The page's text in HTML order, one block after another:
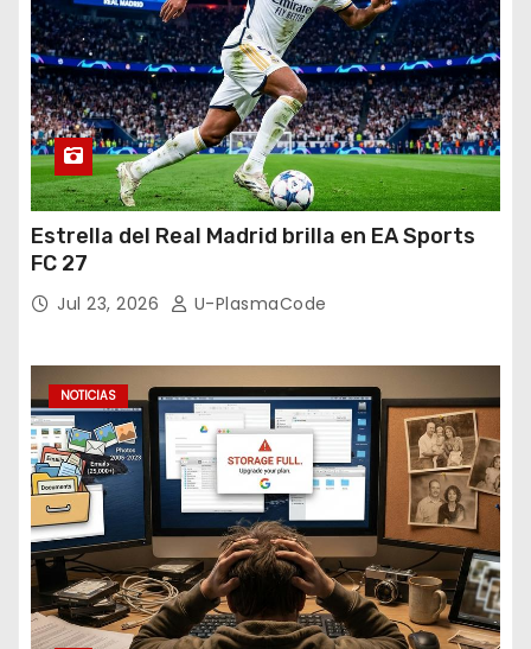
Estrella del Real Madrid brilla en EA Sports
FC 27
Jul 23, 2026 U-PlasmaCode
NOTICIAS